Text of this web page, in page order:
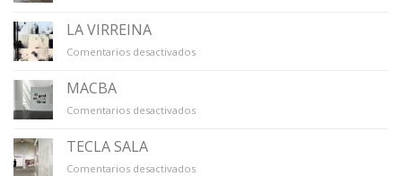
LA VIRREINA
Comentarios desactivadosen
MACBA
Comentarios desactivadosen
TECLA SALA
Comentarios desactivadosen